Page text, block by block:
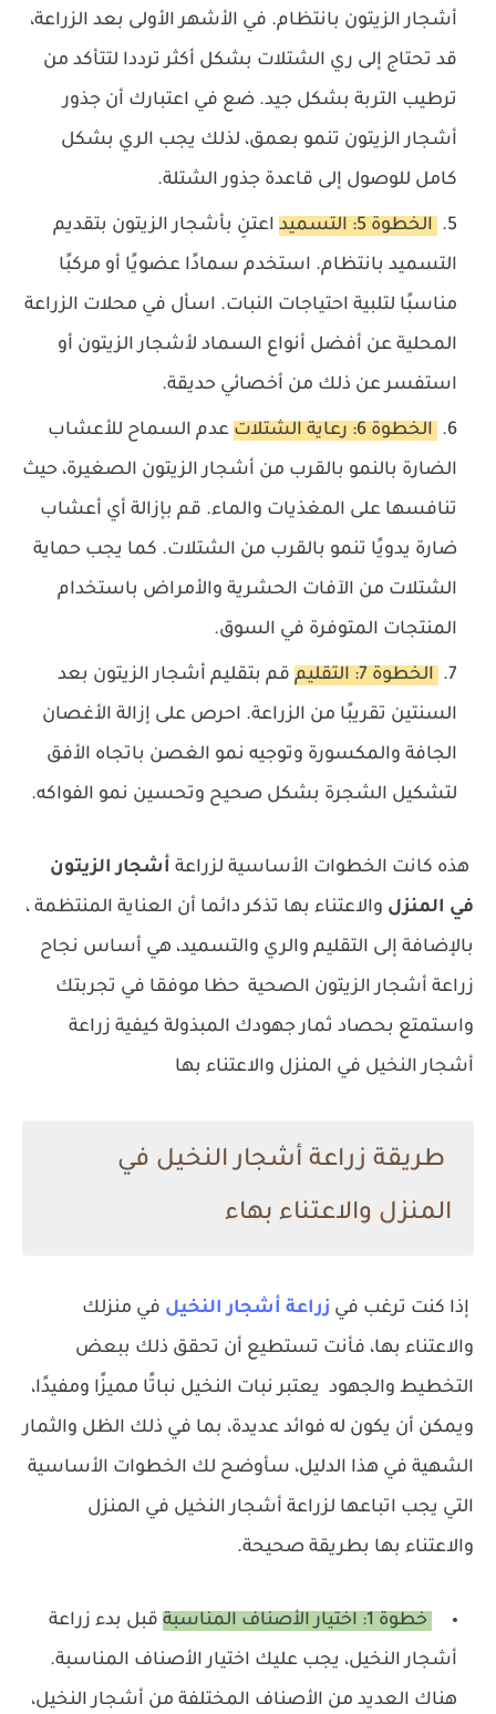
أشجار الزيتون بانتظام. في الأشهر الأولى بعد الزراعة،
قد تحتاج إلى ري الشتلات بشكل أكثر ترددا لتتأكد من
ترطيب التربة بشكل جيد. ضع في اعتبارك أن جذور
أشجار الزيتون تنمو بعمق، لذلك يجب الري بشكل
كامل للوصول إلى قاعدة جذور الشتلة.
الخطوة 5: التسميد
اعتنِ بأشجار الزيتون بتقديم
التسميد بانتظام. استخدم سمادًا عضويًا أو مركبًا
مناسبًا لتلبية احتياجات النبات. اسأل في محلات الزراعة
المحلية عن أفضل أنواع السماد لأشجار الزيتون أو
استفسر عن ذلك من أخصائي حديقة.
الخطوة 6: رعاية الشتلات
عدم السماح للأعشاب
الضارة بالنمو بالقرب من أشجار الزيتون الصغيرة، حيث
تنافسها على المغذيات والماء. قم بإزالة أي أعشاب
ضارة يدويًا تنمو بالقرب من الشتلات. كما يجب حماية
الشتلات من الآفات الحشرية والأمراض باستخدام
المنتجات المتوفرة في السوق.
الخطوة 7: التقليم
قم بتقليم أشجار الزيتون بعد
السنتين تقريبًا من الزراعة. احرص على إزالة الأغصان
الجافة والمكسورة وتوجيه نمو الغصن باتجاه الأفق
لتشكيل الشجرة بشكل صحيح وتحسين نمو الفواكه.
هذه كانت الخطوات الأساسية لزراعة أشجار الزيتون
في المنزل والاعتناء بها تذكر دائما أن العناية المنتظمة ،
بالإضافة إلى التقليم والري والتسميد، هي أساس نجاح
زراعة أشجار الزيتون الصحية حظا موفقا في تجربتك
واستمتع بحصاد ثمار جهودك المبذولة كيفية زراعة
أشجار النخيل في المنزل والاعتناء بها
طريقة زراعة أشجار النخيل في
المنزل والاعتناء بهاء
إذا كنت ترغب في زراعة أشجار النخيل في منزلك
والاعتناء بها، فأنت تستطيع أن تحقق ذلك ببعض
التخطيط والجهود يعتبر نبات النخيل نباتًا مميزًا ومفيدًا،
ويمكن أن يكون له فوائد عديدة، بما في ذلك الظل والثمار
الشهية في هذا الدليل، سأوضح لك الخطوات الأساسية
التي يجب اتباعها لزراعة أشجار النخيل في المنزل
والاعتناء بها بطريقة صحيحة.
خطوة 1: اختيار الأصناف المناسبة
قبل بدء زراعة
أشجار النخيل، يجب عليك اختيار الأصناف المناسبة.
هناك العديد من الأصناف المختلفة من أشجار النخيل،